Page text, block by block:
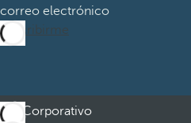
correo electrónico
Suscribirme
Corporativo